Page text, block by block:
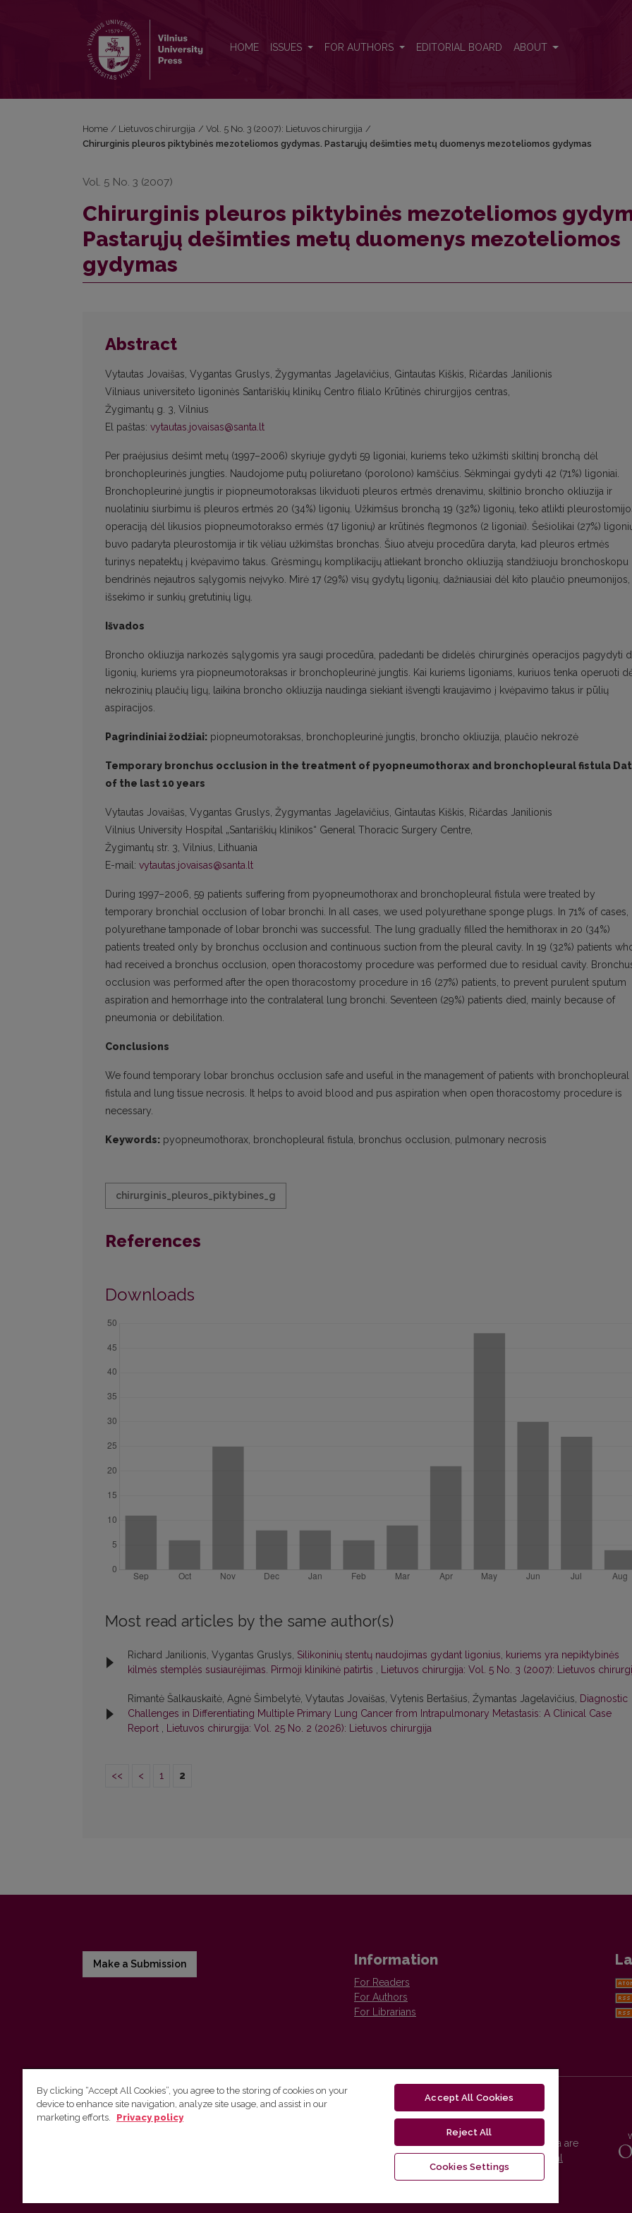
HOME ISSUES FOR AUTHORS EDITORIAL BOARD ABOUT
Home / Lietuvos chirurgija / Vol. 5 No. 3 (2007): Lietuvos chirurgija /
Chirurginis pleuros piktybinės mezoteliomos gydymas. Pastarųjų dešimties metų duomenys mezoteliomos gydymas
Vol. 5 No. 3 (2007)
Chirurginis pleuros piktybinės mezoteliomos
Pastarųjų dešimties metų duomenys mezoteliomos
gydymas
Abstract
Vytautas Jovaišas, Vygantas Gruslys, Žygymantas Jagelavičius, Gintautas Kiškis, Ričardas Janilionis
Vilniaus universiteto ligoninės Santariškių klinikų Centro filialo Krūtinės chirurgijos centras,
Žygimantų g. 3, Vilnius
El paštas: vytautas.jovaisas@santa.lt
Per praėjusius dešimt metų (1997–2006) skyriuje gydyti 59 ligoniai, kuriems teko užkimšti skiltinį bronchą dėl
bronchopleurinės jungties. Naudojome putų poliuretano (porolono) kamščius. Sėkmingai gydyti 42 (71%) ligoniai.
Bronchopleurinė jungtis ir piopneumotoraksas likviduoti pleuros ertmės drenavimu, skiltinio broncho okliuzija ir
nuolatiniu siurbimu iš pleuros ertmės 20 (34%) ligonių. Užkimšus bronchą 19 (32%) ligonių, teko atlikti
operaciją dėl likusios piopneumotorakso ermės (17 ligonių) ar krūtinės flegmonos (2 ligoniai). Šešiolikai (27%)
buvo padaryta pleurostomija ir tik vėliau užkimštas bronchas. Šiuo atveju procedūra daryta, kad pleuros ertmės
turinys nepatektų į kvėpavimo takus. Grėsmingų komplikacijų atliekant broncho okliuziją standžiuoju bronchoskopu
bendrinės nejautros sąlygomis neįvyko. Mirė 17 (29%) visų gydytų ligonių, dažniausiai dėl kito plaučio pneumonijos,
išsekimo ir sunkių gretutinių ligų.
Išvados
Broncho okliuzija narkozės sąlygomis yra saugi procedūra, padedanti be didelės chirurginės operacijos pagydyti
ligonių, kuriems yra piopneumotoraksas ir bronchopleurinė jungtis. Kai kuriems ligoniams, kuriuos tenka operuoti
nekrozinių plaučių ligų, laikina broncho okliuzija naudinga siekiant išvengti kraujavimo į kvėpavimo takus ir pūlių
aspiracijos.
Pagrindiniai žodžiai: piopneumotoraksas, bronchopleurinė jungtis, broncho okliuzija, plaučio nekrozė
Temporary bronchus occlusion in the treatment of pyopneumothorax and bronchopleural fistula
of the last 10 years
Vytautas Jovaišas, Vygantas Gruslys, Žygymantas Jagelavičius, Gintautas Kiškis, Ričardas Janilionis
Vilnius University Hospital „Santariškių klinikos“ General Thoracic Surgery Centre,
Žygimantų str. 3, Vilnius, Lithuania
E-mail: vytautas.jovaisas@santa.lt
During 1997–2006, 59 patients suffering from pyopneumothorax and bronchopleural fistula were treated by
temporary bronchial occlusion of lobar bronchi. In all cases, we used polyurethane sponge plugs. In 71% of cases,
polyurethane tamponade of lobar bronchi was successful. The lung gradually filled the hemithorax in 20 (34%)
patients treated only by bronchus occlusion and continuous suction from the pleural cavity. In 19 (32%) patients
had received a bronchus occlusion, open thoracostomy procedure was performed due to residual cavity.
occlusion was performed after the open thoracostomy procedure in 16 (27%) patients, to prevent purulent sputum
aspiration and hemorrhage into the contralateral lung bronchi. Seventeen (29%) patients died, mainly because of
pneumonia or debilitation.
Conclusions
We found temporary lobar bronchus occlusion safe and useful in the management of patients with bronchopleural
fistula and lung tissue necrosis. It helps to avoid blood and pus aspiration when open thoracostomy procedure is
necessary.
Keywords: pyopneumothorax, bronchopleural fistula, bronchus occlusion, pulmonary necrosis
chirurginis_pleuros_piktybines_g
References
Downloads
Most read articles by the same author(s)
Richard Janilionis, Vygantas Gruslys, Silikoninių stentų naudojimas gydant ligonius, kuriems yra nepiktybinės
kilmės stemplės susiaurėjimas. Pirmoji klinikinė patirtis , Lietuvos chirurgija: Vol. 5 No. 3 (2007): Lietuvos
Rimantė Šalkauskaitė, Agnė Šimbelytė, Vytautas Jovaišas, Vytenis Bertašius, Žymantas Jagelavičius, Diagnostic
Challenges in Differentiating Multiple Primary Lung Cancer from Intrapulmonary Metastasis: A Clinical Case
Report , Lietuvos chirurgija: Vol. 25 No. 2 (2026): Lietuvos chirurgija
<< < 1 2
Make a Submission Information
For Readers
For Authors
For Librarians
Vilnius University Press
Vilnius University Press platform and metadata are
distributed by
Creative Commons International
By clicking “Accept All Cookies”, you agree to the storing of cookies on your
device to enhance site navigation, analyze site usage, and assist in our
marketing efforts.
Privacy policy
Accept All Cookies
Reject All
Cookies Settings